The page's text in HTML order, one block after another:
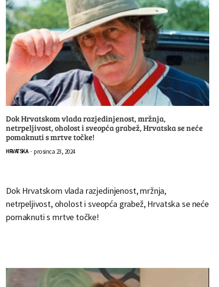
Dok Hrvatskom vlada razjedinjenost, mržnja,
netrpeljivost, oholost i sveopća grabež, Hrvatska se neće
pomaknuti s mrtve točke!
HRVATSKA - prosinca 23, 2024
Dok Hrvatskom vlada razjedinjenost, mržnja,
netrpeljivost, oholost i sveopća grabež, Hrvatska se neće
pomaknuti s mrtve točke!